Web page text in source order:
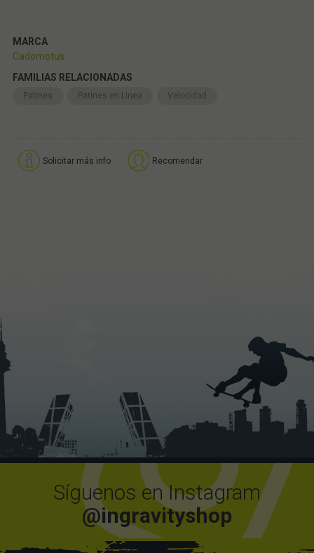
MARCA
Cadomotus
FAMILIAS RELACIONADAS
Patines Patines en Linea Velocidad
Solicitar más info Recomendar
Síguenos en Instagram
@ingravityshop